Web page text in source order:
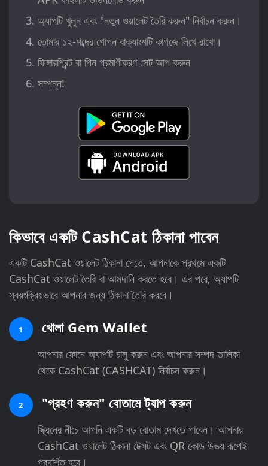
অ্যাপটি খুলুন এবং "নতুন ওয়ালেট তৈরি করুন" নির্বাচন করুন।
তোমার ১২-শব্দের গোপন বাক্যাংশটি কাগজে লিখে রাখো।
ফিঙ্গারপ্রিন্ট বা পিন প্রমাণীকরণ সেট আপ করুন
সম্পন্ন!
কিভাবে একটি CashCat ঠিকানা পাবেন
একটি CashCat ওয়ালেট ঠিকানা পেতে, আপনাকে প্রথমে একটি
CashCat ওয়ালেট তৈরি বা আমদানি করতে হবে। এর পরে, অ্যাপটি
স্বয়ংক্রিয়ভাবে আপনার জন্য ঠিকানা তৈরি করবে।
1 খোলা Gem Wallet
আপনার ফোনে অ্যাপটি চালু করুন এবং আপনার সম্পদ তালিকা
থেকে CashCat (CASHCAT) নির্বাচন করুন।
2 "গ্রহণ করুন" বোতামে ট্যাপ করুন
স্ক্রিনের নীচে আপনি একটি বড় বোতাম দেখতে পাবেন। আপনার
CashCat ওয়ালেট ঠিকানা টেক্সট এবং QR কোড উভয় রূপেই
প্রদর্শিত হবে।